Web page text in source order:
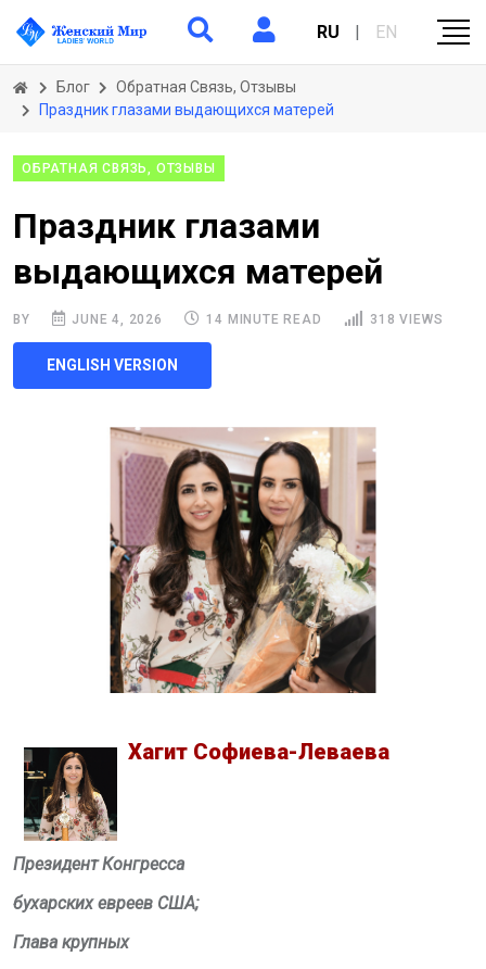
RU | EN
Блог
Обратная Связь, Отзывы
Праздник глазами выдающихся матерей
ОБРАТНАЯ СВЯЗЬ, ОТЗЫВЫ
Праздник глазами
выдающихся матерей
BY JUNE 4, 2026 14 MINUTE READ 318 VIEWS
ENGLISH VERSION
Хагит Софиева-Леваева
Президент Конгресса
бухарских евреев США;
Глава крупных